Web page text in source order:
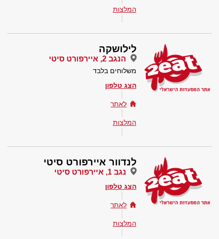
המלצות
לילושקה
הנגב 2, איירפורט סיטי
משלוחים בלבד
הצג טלפון
לאתר
המלצות
לנדוור איירפורט סיטי
נגב 1, איירפורט סיטי
הצג טלפון
לאתר
המלצות